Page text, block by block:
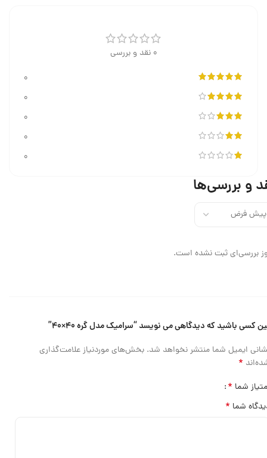
0 نقد و بررسی
0
0
0
0
0
و بررسی‌ها
بررسی‌ای ثبت نشده است.
کسی باشید که دیدگاهی می نویسد “سرامیک مدل گره ۴۰×۴۰”
ایمیل شما منتشر نخواهد شد. بخش‌های موردنیاز علامت‌گذاری
*
شما *
شما *